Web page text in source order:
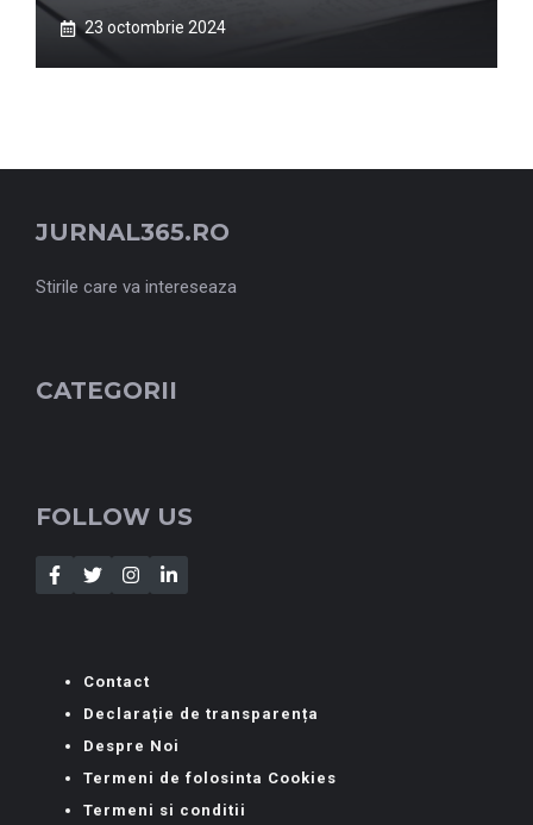
23 octombrie 2024
JURNAL365.RO
Stirile care va intereseaza
CATEGORII
FOLLOW US
Contact
Declarație de transparența
Despre Noi
Termeni de folosinta Cookies
Termeni si conditii